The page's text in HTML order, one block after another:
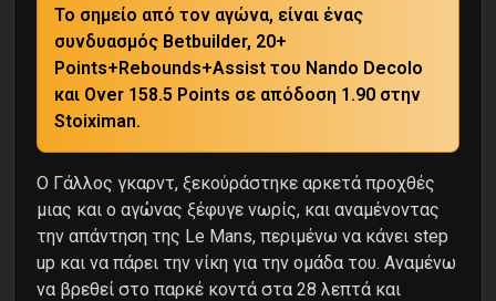
Το σημείο από τον αγώνα, είναι ένας
συνδυασμός Betbuilder, 20+
Points+Rebounds+Assist του Nando Decolo
και Over 158.5 Points σε απόδοση 1.90 στην
Stoiximan.
Ο Γάλλος γκαρντ, ξεκούράστηκε αρκετά προχθές
μιας και ο αγώνας ξέφυγε νωρίς, και αναμένοντας
την απάντηση της Le Mans, περιμένω να κάνει step
up και να πάρει την νίκη για την ομάδα του. Αναμένω
να βρεθεί στο παρκέ κοντά στα 28 λεπτά και